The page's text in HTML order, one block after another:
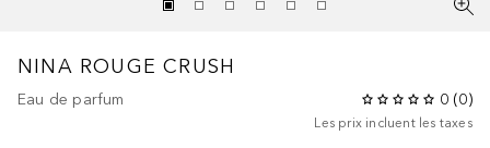
NINA ROUGE CRUSH
Eau de parfum 0 (0)
Les prix incluent les taxes